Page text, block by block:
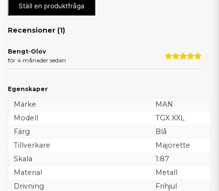
Ställ en produktfråga
Recensioner (1)
Bengt-Olov
för 4 månader sedan
Egenskaper
Märke
MAN
Modell
TGX XXL
Färg
Blå
Tillverkare
Majorette
Skala
1:87
Material
Metall
Drivning
Frihjul